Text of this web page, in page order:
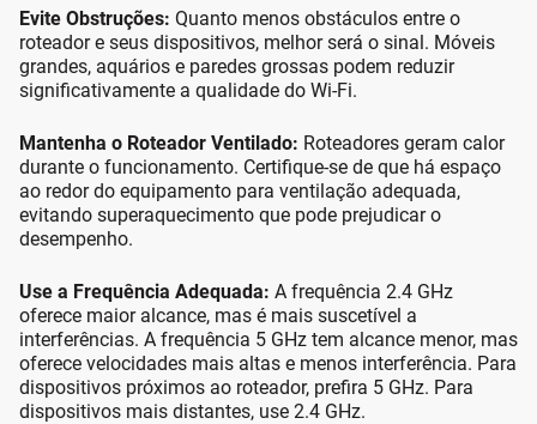
Evite Obstruções: Quanto menos obstáculos entre o
roteador e seus dispositivos, melhor será o sinal. Móveis
grandes, aquários e paredes grossas podem reduzir
significativamente a qualidade do Wi-Fi.
Mantenha o Roteador Ventilado: Roteadores geram calor
durante o funcionamento. Certifique-se de que há espaço
ao redor do equipamento para ventilação adequada,
evitando superaquecimento que pode prejudicar o
desempenho.
Use a Frequência Adequada: A frequência 2.4 GHz
oferece maior alcance, mas é mais suscetível a
interferências. A frequência 5 GHz tem alcance menor, mas
oferece velocidades mais altas e menos interferência. Para
dispositivos próximos ao roteador, prefira 5 GHz. Para
dispositivos mais distantes, use 2.4 GHz.